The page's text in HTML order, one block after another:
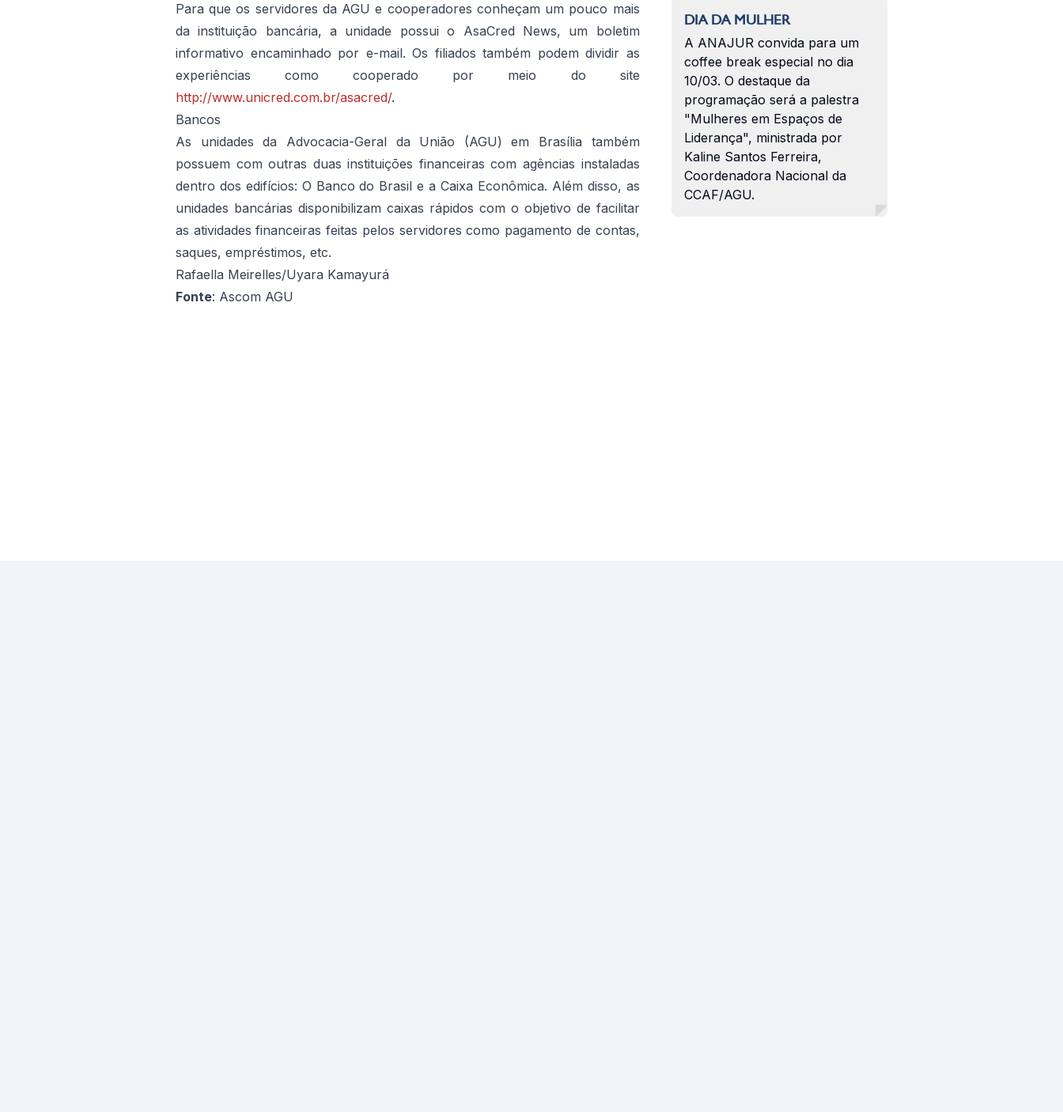
Para que os servidores da AGU e cooperadores conheçam um pouco mais
da instituição bancária, a unidade possui o AsaCred News, um boletim
informativo encaminhado por e-mail. Os filiados também podem dividir as
experiências como cooperado por meio do site
http://www.unicred.com.br/asacred/.
Bancos
As unidades da Advocacia-Geral da União (AGU) em Brasília também
possuem com outras duas instituições financeiras com agências instaladas
dentro dos edifícios: O Banco do Brasil e a Caixa Econômica. Além disso, as
unidades bancárias disponibilizam caixas rápidos com o objetivo de facilitar
as atividades financeiras feitas pelos servidores como pagamento de contas,
saques, empréstimos, etc.
Rafaella Meirelles/Uyara Kamayurá
Fonte: Ascom AGU
DIA DA MULHER
A ANAJUR convida para um
coffee break especial no dia
10/03. O destaque da
programação será a palestra
"Mulheres em Espaços de
Liderança", ministrada por
Kaline Santos Ferreira,
Coordenadora Nacional da
CCAF/AGU.